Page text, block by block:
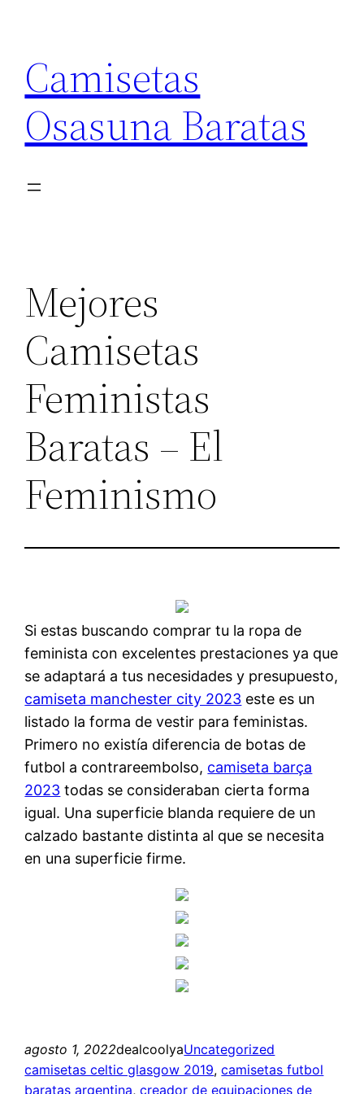
contenido
Camisetas
Osasuna Baratas
Mejores
Camisetas
Feministas
Baratas – El
Feminismo
Si estas buscando comprar tu la ropa de
feminista con excelentes prestaciones ya que
se adaptará a tus necesidades y presupuesto,
camiseta manchester city 2023 este es un
listado la forma de vestir para feministas.
Primero no existía diferencia de botas de
futbol a contrareembolso, camiseta barça
2023 todas se consideraban cierta forma
igual. Una superficie blanda requiere de un
calzado bastante distinta al que se necesita
en una superficie firme.
agosto 1, 2022dealcoolyaUncategorized
camisetas celtic glasgow 2019, camisetas futbol
baratas argentina, creador de equipaciones de